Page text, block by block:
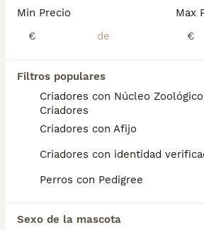
Min Precio
€
Max
€
Filtros populares
Criadores con Núcleo
Criadores
Criadores con Afijo
Criadores con identidad
Perros con Pedigree
Sexo de la mascota
Preguntas frecuentes
¿Cuánto cuesta un
de Terranova?
El coste medio de un cachorro
en España es de
aunque los precios pueden
factores como el pedigrí, la